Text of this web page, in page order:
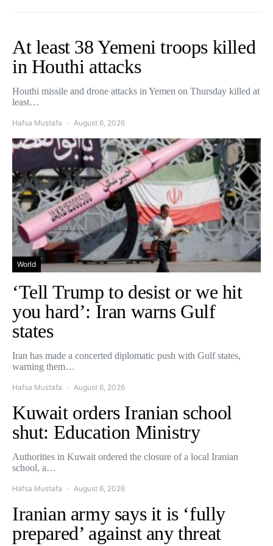
At least 38 Yemeni troops killed
in Houthi attacks
Houthi missile and drone attacks in Yemen on Thursday killed at
least…
Hafsa Mustafa August 6, 2026
World
‘Tell Trump to desist or we hit
you hard’: Iran warns Gulf
states
Iran has made a concerted diplomatic push with Gulf states,
warning them…
Hafsa Mustafa August 6, 2026
Kuwait orders Iranian school
shut: Education Ministry
Authorities in Kuwait ordered the closure of a local Iranian
school, a…
Hafsa Mustafa August 6, 2026
Iranian army says it is ‘fully
prepared’ against any threat